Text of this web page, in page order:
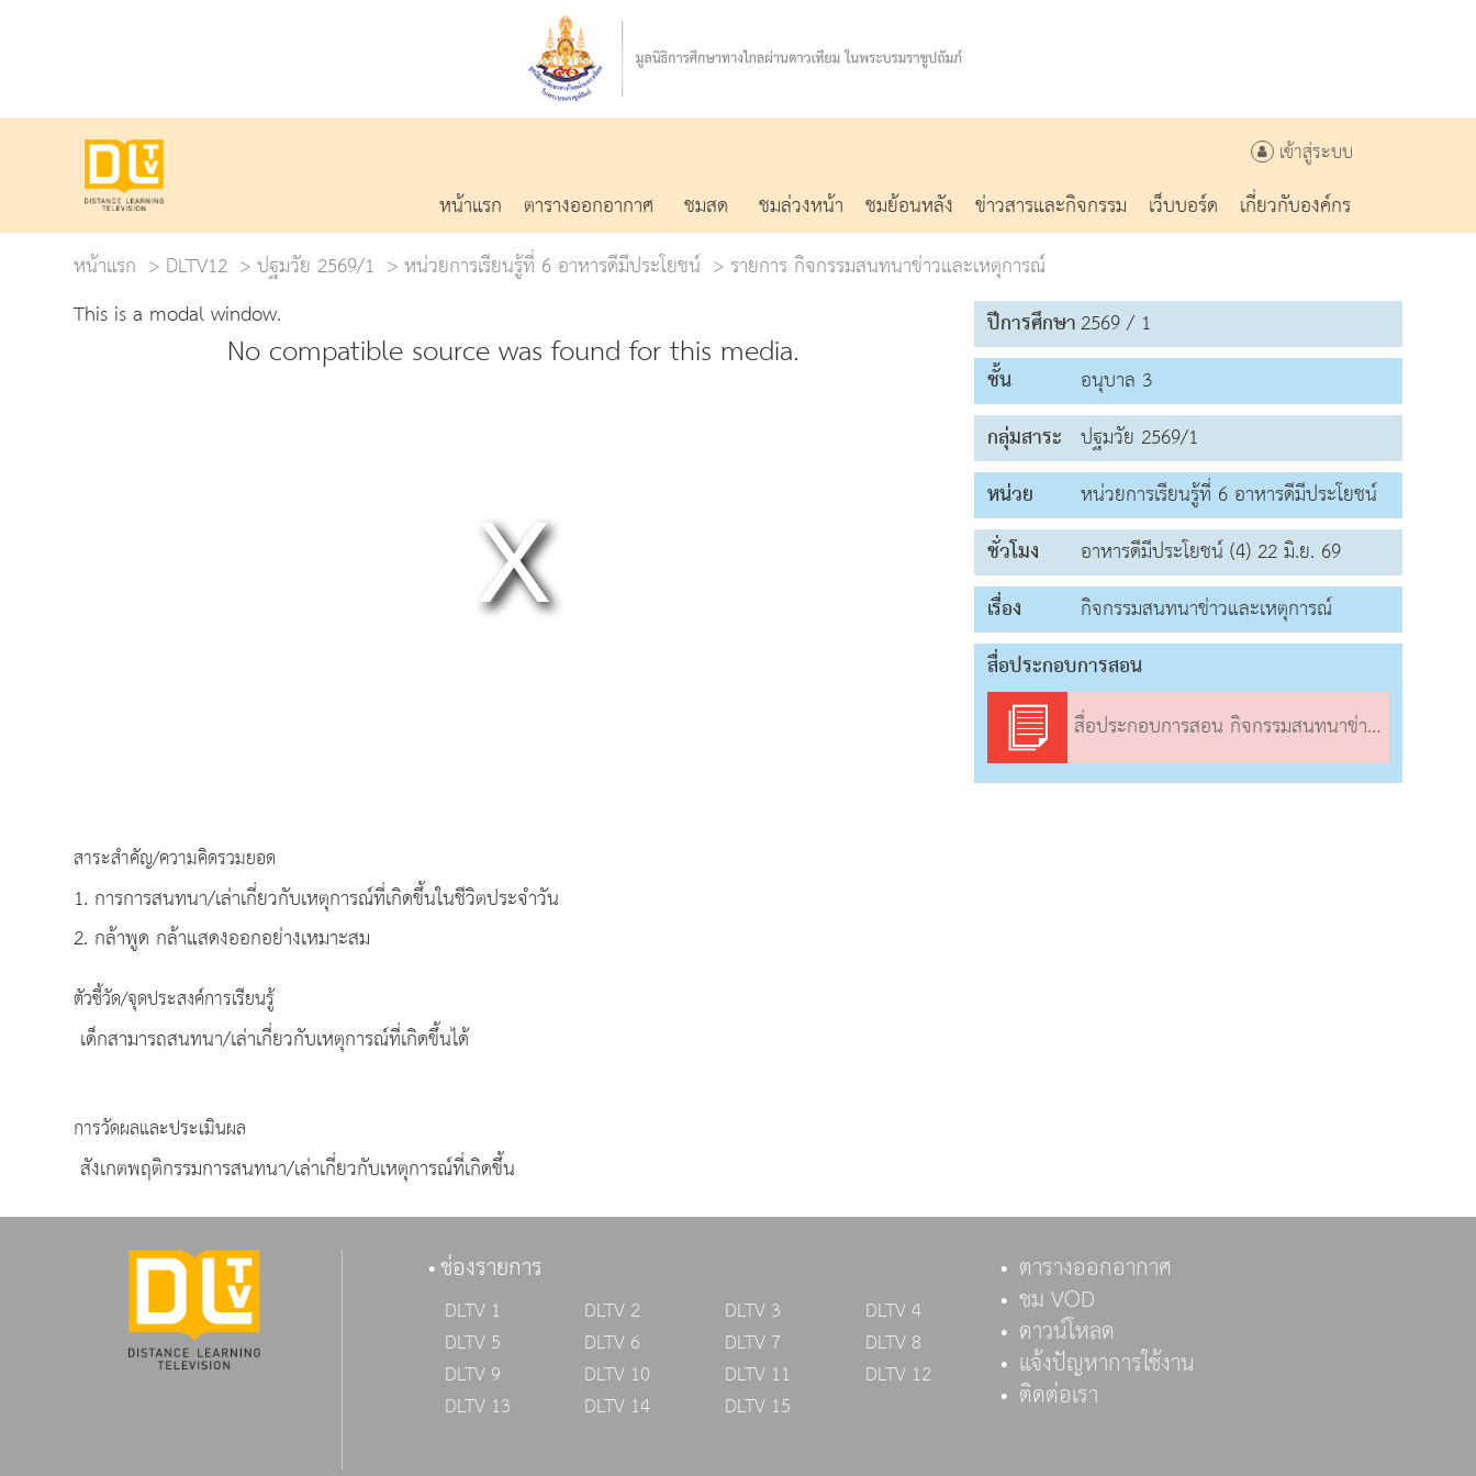
เข้าสู่ระบบ
หน้าแรก ตารางออกอากาศ ชมสด ชมล่วงหน้า ชมย้อนหลัง ข่าวสารและกิจกรรม เว็บบอร์ด
เกี่ยวกับองค์กร
หน้าแรก
DLTV12 ปฐมวัย 2569/1 หน่วยการเรียนรู้ที่ 6 อาหารดีมีประโยชน์
รายการ กิจกรรมสนทนาข่าวและเหตุการณ์
This is a modal window.
No compatible source was found for this media.
สาระสำคัญ/ความคิดรวมยอด
1. การการสนทนา/เล่าเกี่ยวกับเหตุการณ์ที่เกิดขึ้นในชีวิตประจำวัน
2. กล้าพูด กล้าแสดงออกอย่างเหมาะสม
ตัวชี้วัด/จุดประสงค์การเรียนรู้
เด็กสามารถสนทนา/เล่าเกี่ยวกับเหตุการณ์ที่เกิดขึ้นได้
การวัดผลและประเมินผล
สังเกตพฤติกรรมการสนทนา/เล่าเกี่ยวกับเหตุการณ์ที่เกิดขึ้น
ปีการศึกษา2569 / 1
ชั้น
อนุบาล 3
กลุ่มสาระ ปฐมวัย 2569/1
หน่วย
หน่วยการเรียนรู้ที่ 6 อาหารดีมีประโยชน์
ชั่วโมง
อาหารดีมีประโยชน์ (4) 22 มิ.ย. 69
เรื่อง
กิจกรรมสนทนาข่าวและเหตุการณ์
สื่อประกอบการสอน
สื่อประกอบการสอน กิจกรรมสนทนาข่าวและเหตุการณ์
ช่องรายการ
DLTV 1 DLTV 2 DLTV 3
DLTV 4
DLTV 5
DLTV 6 DLTV 7
DLTV 8
DLTV 9
DLTV 10 DLTV 11
DLTV 12
DLTV 13
DLTV 14 DLTV 15
ตารางออกอากาศ
ชม VOD
ดาวน์โหลด
แจ้งปัญหาการใช้งาน
ติดต่อเรา